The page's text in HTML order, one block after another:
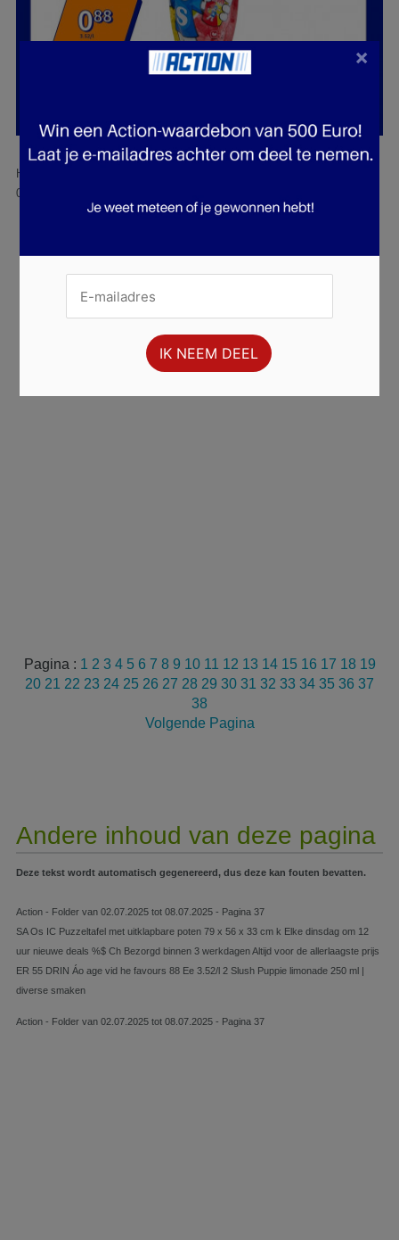
Hier is pagina 37 van 38 pagina's van de Action folder, geldig van
02.07.2025 tot 08.07.2025.
Pagina : 1 2 3 4 5 6 7 8 9 10 11 12 13 14 15 16 17 18 19
20 21 22 23 24 25 26 27 28 29 30 31 32 33 34 35 36 37
38
Volgende Pagina
Andere inhoud van deze pagina
Deze tekst wordt automatisch gegenereerd, dus deze kan fouten bevatten.
Action - Folder van 02.07.2025 tot 08.07.2025 - Pagina 37
SA Os IC Puzzeltafel met uitklapbare poten 79 x 56 x 33 cm k Elke dinsdag om 12
uur nieuwe deals %$ Ch Bezorgd binnen 3 werkdagen Altijd voor de allerlaagste prijs
ER 55 DRIN Áo age vid he favours 88 Ee 3.52/l 2 Slush Puppie limonade 250 ml |
diverse smaken
Action - Folder van 02.07.2025 tot 08.07.2025 - Pagina 37
×